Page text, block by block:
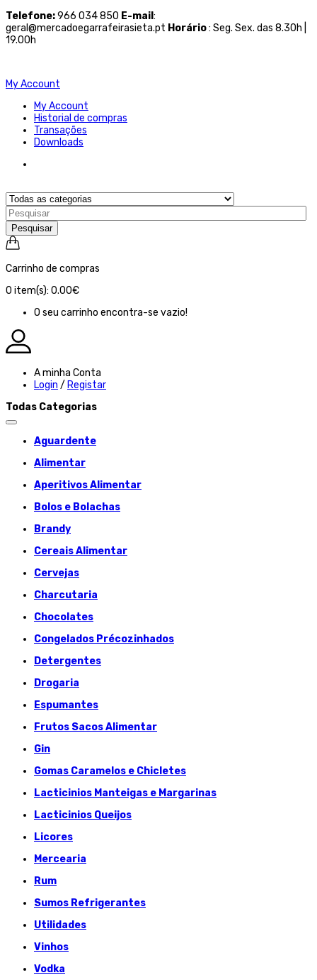
Telefone:966 034 850 E-mail :
geral@mercadoegarrafeirasieta.pt Horário: Seg. Sex. das 8.30h |
19.00h
My Account
My Account
Historial de compras
Transações
Downloads
Pesquisar
Carrinho de compras
0 item(s): 0.00€
O seu carrinho encontra-se vazio!
A minha Conta
Login / Registar
Todas Categorias
Aguardente
Alimentar
Aperitivos Alimentar
Bolos e Bolachas
Brandy
Cereais Alimentar
Cervejas
Charcutaria
Chocolates
Congelados Précozinhados
Detergentes
Drogaria
Espumantes
Frutos Sacos Alimentar
Gin
Gomas Caramelos e Chicletes
Lacticinios Manteigas e Margarinas
Lacticinios Queijos
Licores
Mercearia
Rum
Sumos Refrigerantes
Utilidades
Vinhos
Vodka